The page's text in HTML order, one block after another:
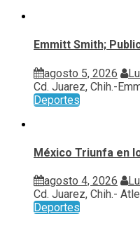
Emmitt Smith;
agosto 5, 2026
Cd. Juarez, Chih.-
Deportes
México Triunfa en
agosto 4, 2026
Cd. Juarez, Chih.-
Deportes